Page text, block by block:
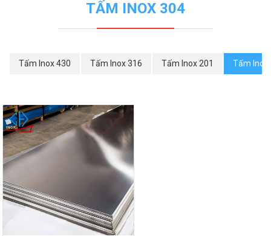
TẤM INOX 304
Tấm Inox 430 Tấm Inox 316 Tấm Inox 201 Tấm Inox